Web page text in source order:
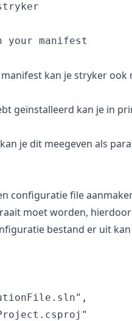
manifest
kan je stryker
geïnstalleerd kan je in
je dit meegeven als
configuratie file
moet worden,
bestand er uit kan